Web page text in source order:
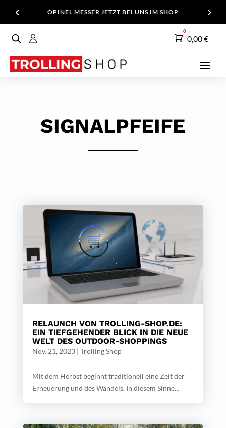
OPINEL MESSER JETZT BEI UNS IM SHOP
Warenkorb
0
0,00€
SIGNALPFEIFE
RELAUNCH VON TROLLING-SHOP.DE:
EIN TIEFGEHENDER BLICK IN DIE NEUE
WELT DES OUTDOOR-SHOPPINGS
Nov. 21, 2023| Trolling Shop
Mit dem Herbst beginnt traditionell eine Zeit der
Erneuerung und des Wandels. In diesem Sinne...